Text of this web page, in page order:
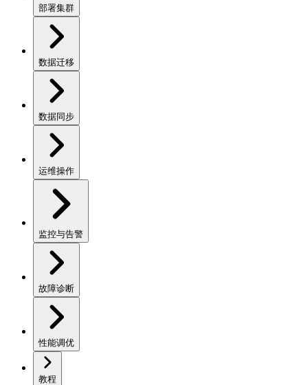
部署集群
数据迁移
数据同步
运维操作
监控与告警
故障诊断
性能调优
教程